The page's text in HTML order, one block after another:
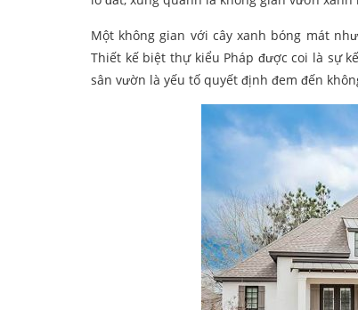
Một không gian với cây xanh bóng mát
Thiết kế biệt thự kiểu Pháp được coi là sự
sân vườn là yếu tố quyết định đem đến